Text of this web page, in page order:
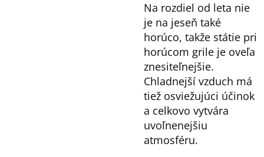
Na rozdiel od leta nie
je na jeseň také
horúco, takže státie pri
horúcom grile je oveľa
znesiteľnejšie.
Chladnejší vzduch má
tiež osviežujúci účinok
a celkovo vytvára
uvoľnenejšiu
atmosféru.